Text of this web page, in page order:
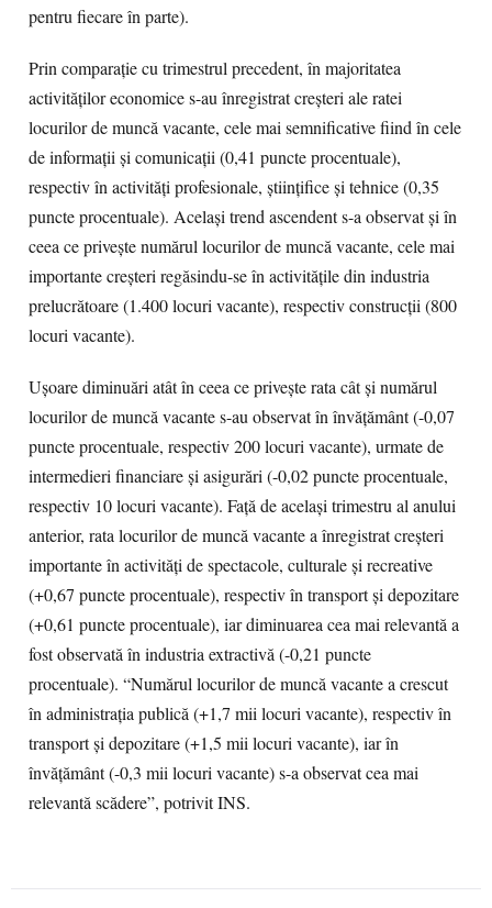
pentru fiecare în parte).
Prin comparaţie cu trimestrul precedent, în majoritatea
activităţilor economice s-au înregistrat creşteri ale ratei
locurilor de muncă vacante, cele mai semnificative fiind în cele
de informaţii şi comunicaţii (0,41 puncte procentuale),
respectiv în activităţi profesionale, ştiinţifice şi tehnice (0,35
puncte procentuale). Acelaşi trend ascendent s-a observat şi în
ceea ce priveşte numărul locurilor de muncă vacante, cele mai
importante creşteri regăsindu-se în activităţile din industria
prelucrătoare (1.400 locuri vacante), respectiv construcţii (800
locuri vacante).
Uşoare diminuări atât în ceea ce priveşte rata cât şi numărul
locurilor de muncă vacante s-au observat în învăţământ (-0,07
puncte procentuale, respectiv 200 locuri vacante), urmate de
intermedieri financiare şi asigurări (-0,02 puncte procentuale,
respectiv 10 locuri vacante). Faţă de acelaşi trimestru al anului
anterior, rata locurilor de muncă vacante a înregistrat creşteri
importante în activităţi de spectacole, culturale şi recreative
(+0,67 puncte procentuale), respectiv în transport şi depozitare
(+0,61 puncte procentuale), iar diminuarea cea mai relevantă a
fost observată în industria extractivă (-0,21 puncte
procentuale). “Numărul locurilor de muncă vacante a crescut
în administraţia publică (+1,7 mii locuri vacante), respectiv în
transport şi depozitare (+1,5 mii locuri vacante), iar în
învăţământ (-0,3 mii locuri vacante) s-a observat cea mai
relevantă scădere”, potrivit INS.